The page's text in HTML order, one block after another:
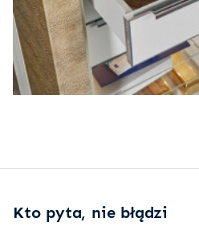
Kto pyta, nie błądzi